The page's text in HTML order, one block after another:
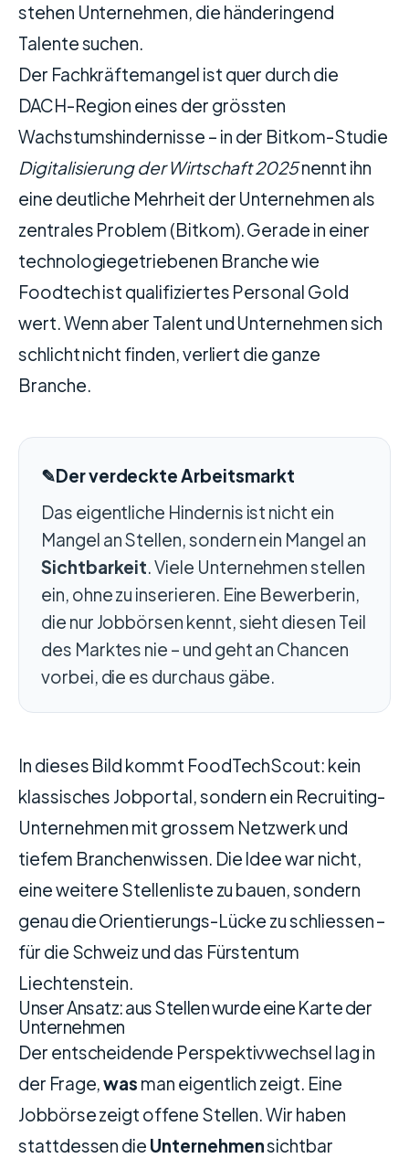
stehen Unternehmen, die händeringend
Talente suchen.
Der Fachkräftemangel ist quer durch die
DACH-Region eines der grössten
Wachstums­hindernisse – in der Bitkom-Studie
Digitalisierung der Wirtschaft 2025nennt ihn
eine deutliche Mehrheit der Unternehmen als
zentrales Problem (Bitkom). Gerade in einer
technologiegetriebenen Branche wie
Foodtech ist qualifiziertes Personal Gold
wert. Wenn aber Talent und Unternehmen sich
schlicht nicht finden, verliert die ganze
Branche.
✎Der verdeckte Arbeitsmarkt
Das eigentliche Hindernis ist nicht ein
Mangel an Stellen, sondern ein Mangel an
Sichtbarkeit. Viele Unternehmen stellen
ein, ohne zu inserieren. Eine Bewerberin,
die nur Jobbörsen kennt, sieht diesen Teil
des Marktes nie – und geht an Chancen
vorbei, die es durchaus gäbe.
In dieses Bild kommt FoodTechScout: kein
klassisches Jobportal, sondern ein Recruiting-
Unternehmen mit grossem Netzwerk und
tiefem Branchenwissen. Die Idee war nicht,
eine weitere Stellenliste zu bauen, sondern
genau die Orientierungs-Lücke zu schliessen –
für die Schweiz und das Fürstentum
Liechtenstein.
Unser Ansatz: aus Stellen wurde eine Karte der
Unternehmen
Der entscheidende Perspektivwechsel lag in
der Frage,was man eigentlich zeigt. Eine
Jobbörse zeigt offene Stellen. Wir haben
stattdessen die Unternehmensichtbar